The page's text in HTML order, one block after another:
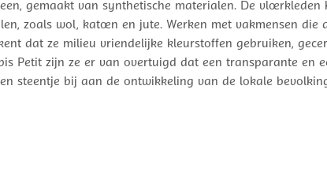
gemaakt van synthetische materialen. De vloerkleden
zoals wol, katoen en jute. Werken met vakmensen die
dat ze milieu vriendelijke kleurstoffen gebruiken,
Petit zijn ze er van overtuigd dat een transparante en
steentje bij aan de ontwikkeling van de lokale